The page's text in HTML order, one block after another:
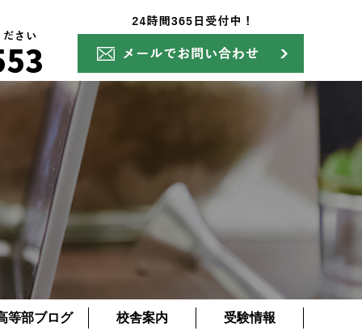
等部ブログ 校舎案内 受験情報